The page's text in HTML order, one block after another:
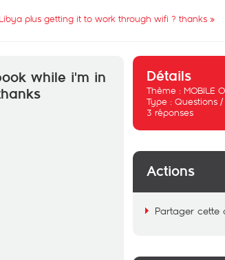
plus getting it to work through wifi ? thanks »
while i'm in
Détails
Thème : MOBILE
Type : Questions
3 réponses
Actions
Partager cette